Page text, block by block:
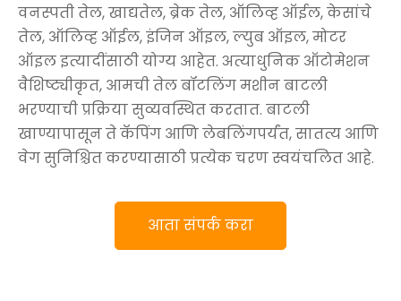
वनस्पती तेल, खाद्यतेल, ब्रेक तेल, ऑलिव्ह ऑईल, केसांचे
तेल, ऑलिव्ह ऑईल, इंजिन ऑइल, ल्युब ऑइल, मोटर
ऑइल इत्यादींसाठी योग्य आहेत. अत्याधुनिक ऑटोमेशन
वैशिष्ट्यीकृत, आमची तेल बॉटलिंग मशीन बाटली
भरण्याची प्रक्रिया सुव्यवस्थित करतात. बाटली
खाण्यापासून ते कॅपिंग आणि लेबलिंगपर्यंत, सातत्य आणि
वेग सुनिश्चित करण्यासाठी प्रत्येक चरण स्वयंचलित आहे.
आता संपर्क करा